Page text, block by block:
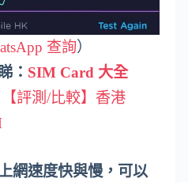
查詢）
： SIM Card 大全
【評測/比較】香港
網速度快與慢，可以